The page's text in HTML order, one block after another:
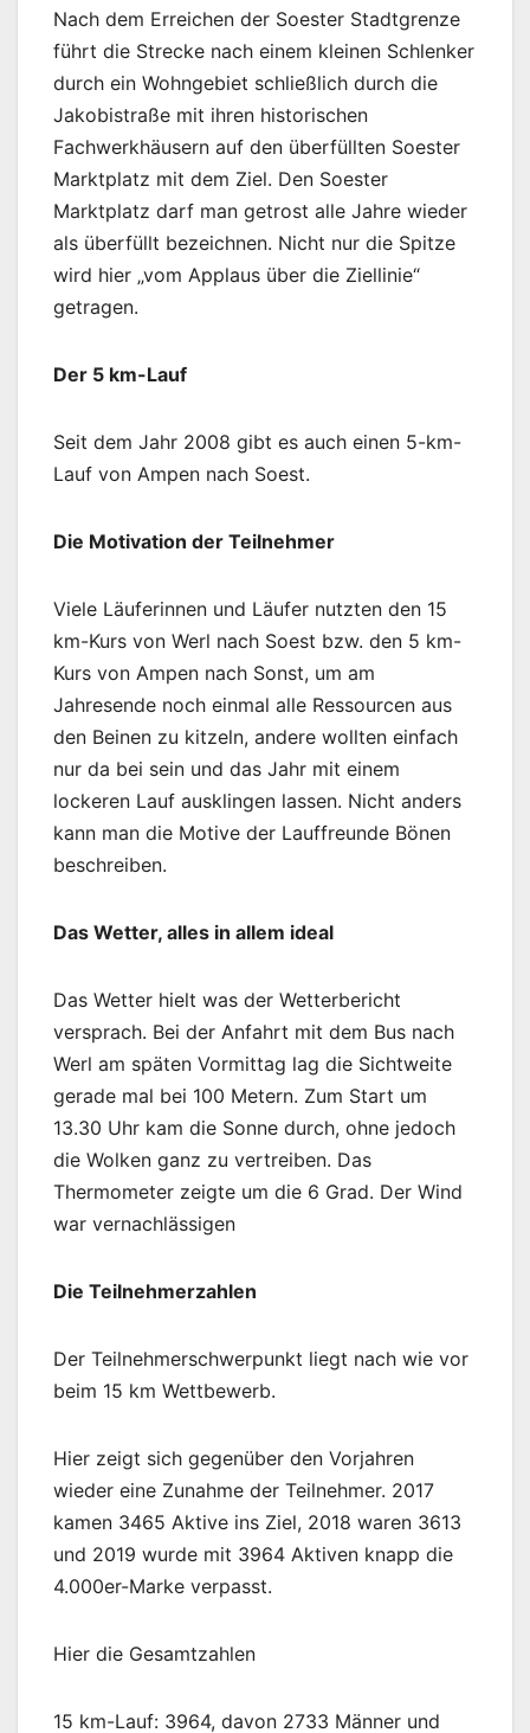
Nach dem Erreichen der Soester Stadtgrenze
führt die Strecke nach einem kleinen Schlenker
durch ein Wohngebiet schließlich durch die
Jakobistraße mit ihren historischen
Fachwerkhäusern auf den überfüllten Soester
Marktplatz mit dem Ziel. Den Soester
Marktplatz darf man getrost alle Jahre wieder
als überfüllt bezeichnen. Nicht nur die Spitze
wird hier „vom Applaus über die Ziellinie“
getragen.
Der 5 km-Lauf
Seit dem Jahr 2008 gibt es auch einen 5-km-
Lauf von Ampen nach Soest.
Die Motivation der Teilnehmer
Viele Läuferinnen und Läufer nutzten den 15
km-Kurs von Werl nach Soest bzw. den 5 km-
Kurs von Ampen nach Sonst, um am
Jahresende noch einmal alle Ressourcen aus
den Beinen zu kitzeln, andere wollten einfach
nur da bei sein und das Jahr mit einem
lockeren Lauf ausklingen lassen. Nicht anders
kann man die Motive der Lauffreunde Bönen
beschreiben.
Das Wetter, alles in allem ideal
Das Wetter hielt was der Wetterbericht
versprach. Bei der Anfahrt mit dem Bus nach
Werl am späten Vormittag lag die Sichtweite
gerade mal bei 100 Metern. Zum Start um
13.30 Uhr kam die Sonne durch, ohne jedoch
die Wolken ganz zu vertreiben. Das
Thermometer zeigte um die 6 Grad. Der Wind
war vernachlässigen
Die Teilnehmerzahlen
Der Teilnehmerschwerpunkt liegt nach wie vor
beim 15 km Wettbewerb.
Hier zeigt sich gegenüber den Vorjahren
wieder eine Zunahme der Teilnehmer. 2017
kamen 3465 Aktive ins Ziel, 2018 waren 3613
und 2019 wurde mit 3964 Aktiven knapp die
4.000er-Marke verpasst.
Hier die Gesamtzahlen
15 km-Lauf: 3964, davon 2733 Männer und